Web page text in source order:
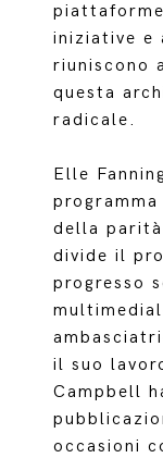
iniziative e
riuniscono
questa
radicale.
Elle
della parità
divide il
progresso
il suo
Campbell
occasioni